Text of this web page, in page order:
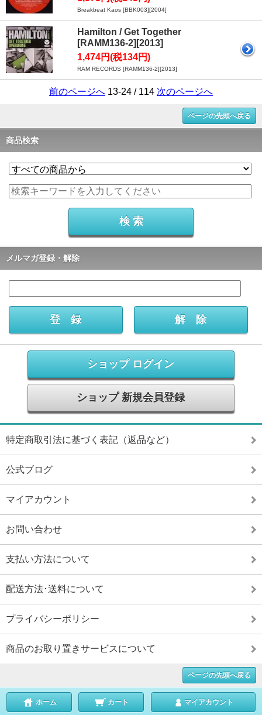
Breakbeat Kaos [BBK003][2004]
Hamilton / Get Together
[RAMM136-2][2013]
1,474円(税134円)
RAM RECORDS [RAMM136-2][2013]
前のページへ 13-24 / 114 次のページへ
ページの先頭へ戻る
商品検索
メルマガ登録・解除
ショップ ログイン
ショップ 新規会員登録
特定商取引法に基づく表記（返品など）
公式ブログ
マイアカウント
お問い合わせ
支払い方法について
配送方法･送料について
プライバシーポリシー
商品のお取り置きサービスについて
ページの先頭へ戻る
ホーム カート マイアカウント